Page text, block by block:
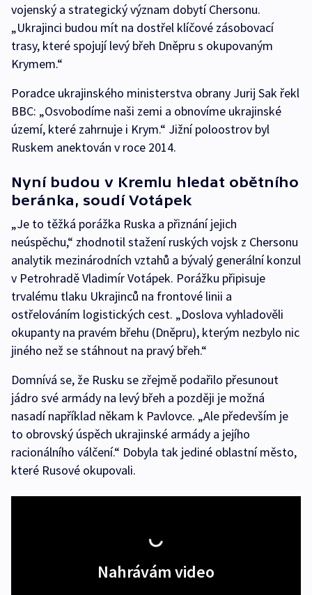
vojenský a strategický význam dobytí Chersonu.
„Ukrajinci budou mít na dostřel klíčové zásobovací
trasy, které spojují levý břeh Dněpru s okupovaným
Krymem.“
Poradce ukrajinského ministerstva obrany Jurij Sak řekl
BBC: „Osvobodíme naši zemi a obnovíme ukrajinské
území, které zahrnuje i Krym.“ Jižní poloostrov byl
Ruskem anektován v roce 2014.
Nyní budou v Kremlu hledat obětního
beránka, soudí Votápek
„Je to těžká porážka Ruska a přiznání jejich
neúspěchu,“ zhodnotil stažení ruských vojsk z Chersonu
analytik mezinárodních vztahů a bývalý generální konzul
v Petrohradě Vladimír Votápek. Porážku připisuje
trvalému tlaku Ukrajinců na frontové linii a
ostřelováním logistických cest. „Doslova vyhladověli
okupanty na pravém břehu (Dněpru), kterým nezbylo nic
jiného než se stáhnout na pravý břeh.“
Domnívá se, že Rusku se zřejmě podařilo přesunout
jádro své armády na levý břeh a později je možná
nasadí například někam k Pavlovce. „Ale především je
to obrovský úspěch ukrajinské armády a jejího
racionálního válčení.“ Dobyla tak jediné oblastní město,
které Rusové okupovali.
Nahrávám video